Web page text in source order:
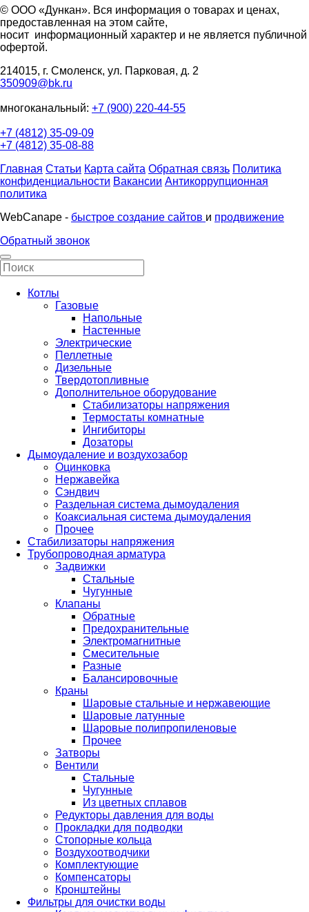
© ООО «Дункан». Вся информация о товарах и ценах,
предоставленная на этом сайте,
носит информационный характер и не является публичной
офертой.
214015, г. Смоленск, ул. Парковая, д. 2
350909@bk.ru
многоканальный: +7 (900) 220-44-55
+7 (4812) 35-09-09
+7 (4812) 35-08-88
Главная Статьи Карта сайта Обратная связь Политика
конфиденциальности Вакансии Антикоррупционная
политика
WebCanape - быстрое создание сайтов и продвижение
Обратный звонок
Котлы
Газовые
Напольные
Настенные
Электрические
Пеллетные
Дизельные
Твердотопливные
Дополнительное оборудование
Стабилизаторы напряжения
Термостаты комнатные
Ингибиторы
Дозаторы
Дымоудаление и воздухозабор
Оцинковка
Нержавейка
Сэндвич
Раздельная система дымоудаления
Коаксиальная система дымоудаления
Прочее
Стабилизаторы напряжения
Трубопроводная арматура
Задвижки
Стальные
Чугунные
Клапаны
Обратные
Предохранительные
Электромагнитные
Смесительные
Разные
Балансировочные
Краны
Шаровые стальные и нержавеющие
Шаровые латунные
Шаровые полипропиленовые
Прочее
Затворы
Вентили
Стальные
Чугунные
Из цветных сплавов
Редукторы давления для воды
Прокладки для подводки
Стопорные кольца
Воздухоотводчики
Комплектующие
Компенсаторы
Кронштейны
Фильтры для очистки воды